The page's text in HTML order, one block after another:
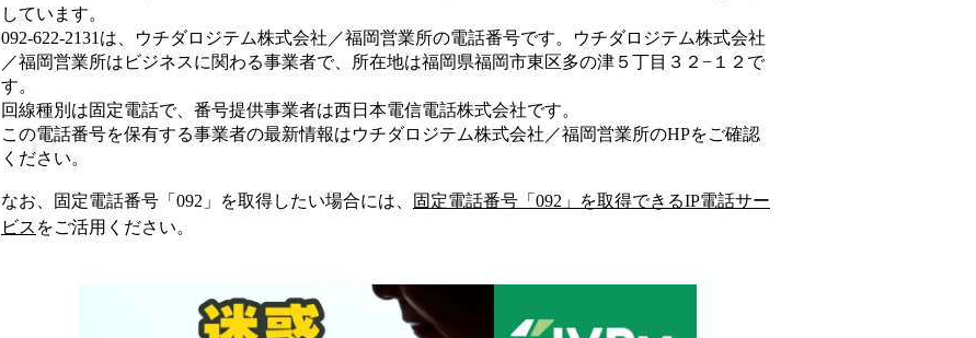
しています。
092-622-2131 は、 ウチダロジテム株式会社／福岡営業所の電話番号です。
ウチダロジテム株式会社
／福岡営業所は ビジネスに関わる事業者で、所在地は福岡県福岡市東区多の津５丁目３２−１２ で
す。
回線種別は固定電話で、番号提供事業者は西日本電信電話株式会社です。
この電話番号を保有する事業者の最新情報はウチダロジテム株式会社／福岡営業所のHPをご確認
ください。
なお、固定電話番号「 092 」を取得したい場合には、 固定電話番号「 092 」を取得できるIP電話サー
ビス をご活用ください。